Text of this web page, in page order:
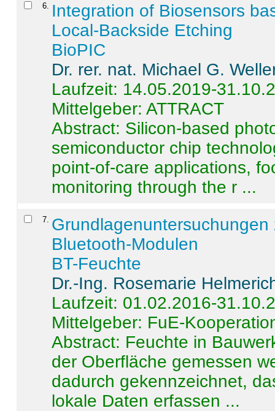
6
Integration of Biosensors
Local-Backside Etching
BioPIC
Dr. rer. nat. Michael G.
Laufzeit: 14.05.2019-
Mittelgeber: ATTRACT
Abstract: Silicon-based
semiconductor chip
point-of-care applications,
monitoring through the r ...
7
Bluetooth-Modulen
BT-Feuchte
Dr.-Ing. Rosemarie
Laufzeit: 01.02.2016-
Mittelgeber: FuE-
Abstract: Feuchte in
der Oberfläche gemessen
dadurch gekennzeichnet,
lokale Daten erfassen ...